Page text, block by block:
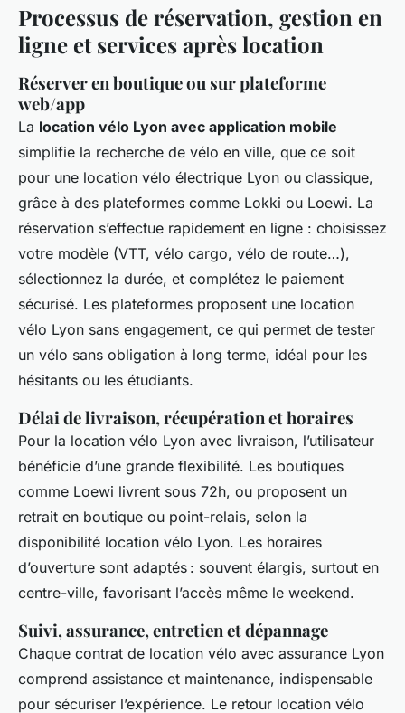
Processus de réservation, gestion en
ligne et services après location
Réserver en boutique ou sur plateforme
web/app
La location vélo Lyon avec application mobile
simplifie la recherche de vélo en ville, que ce soit
pour une location vélo électrique Lyon ou classique,
grâce à des plateformes comme Lokki ou Loewi. La
réservation s’effectue rapidement en ligne : choisissez
votre modèle (VTT, vélo cargo, vélo de route…),
sélectionnez la durée, et complétez le paiement
sécurisé. Les plateformes proposent une location
vélo Lyon sans engagement, ce qui permet de tester
un vélo sans obligation à long terme, idéal pour les
hésitants ou les étudiants.
Délai de livraison, récupération et horaires
Pour la location vélo Lyon avec livraison, l’utilisateur
bénéficie d’une grande flexibilité. Les boutiques
comme Loewi livrent sous 72h, ou proposent un
retrait en boutique ou point-relais, selon la
disponibilité location vélo Lyon. Les horaires
d’ouverture sont adaptés : souvent élargis, surtout en
centre-ville, favorisant l’accès même le weekend.
Suivi, assurance, entretien et dépannage
Chaque contrat de location vélo avec assurance Lyon
comprend assistance et maintenance, indispensable
pour sécuriser l’expérience. Le retour location vélo